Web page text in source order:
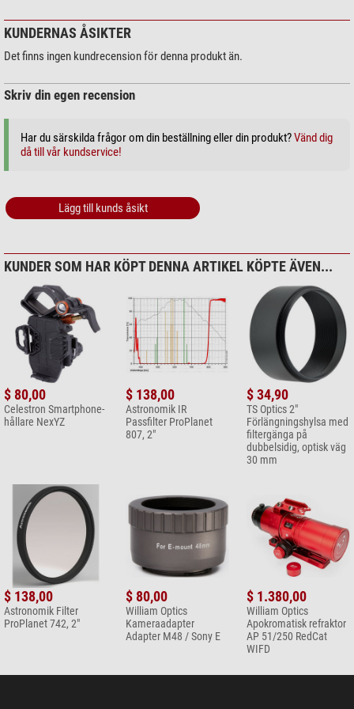
KUNDERNAS ÅSIKTER
Det finns ingen kundrecension för denna produkt än.
Skriv din egen recension
Har du särskilda frågor om din beställning eller din produkt?Vänd dig
då till vår kundservice!
Lägg till kunds åsikt
KUNDER SOM HAR KÖPT DENNA ARTIKEL KÖPTE ÄVEN...
$ 80,00
Celestron Smartphone-
hållare NexYZ
$ 138,00
Astronomik IR
Passfilter ProPlanet
807, 2"
$ 34,90
TS Optics 2"
Förlängningshylsa med
filtergänga på
dubbelsidig, optisk väg
30 mm
$ 138,00
Astronomik Filter
ProPlanet 742, 2"
$ 80,00
William Optics
Kameraadapter
Adapter M48 / Sony E
$ 1.380,00
William Optics
Apokromatisk refraktor
AP 51/250 RedCat
WIFD